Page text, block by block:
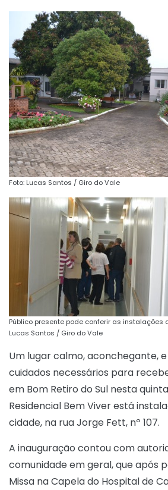
Foto: Lucas Santos / Giro do Vale
Público presente pode conferir as instalações
Lucas Santos / Giro do Vale
Um lugar calmo, aconchegante,
cuidados necessários para
em Bom Retiro do Sul nesta
Residencial Bem Viver está
cidade, na rua Jorge Fett, nº 107.
A inauguração contou com
comunidade em geral, que após
Missa na Capela do Hospital de